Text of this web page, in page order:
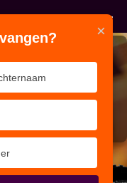
LID
×